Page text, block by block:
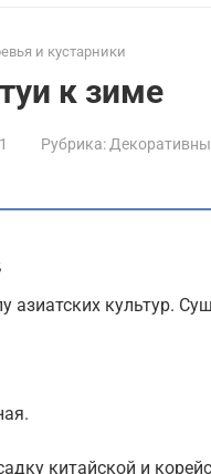
и кустарники
к зиме
Рубрика:
азиатских культур.
китайской и